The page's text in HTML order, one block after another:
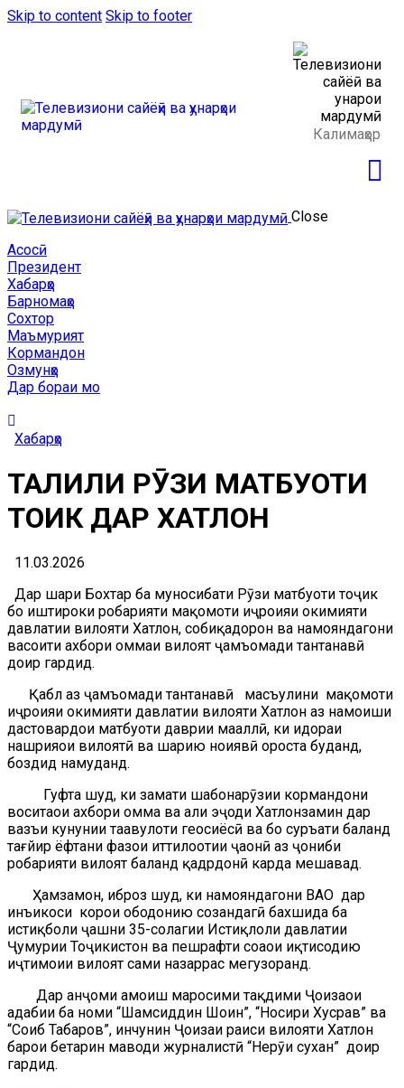
Skip to content Skip to footer
Close
Асосӣ
Президент
Хабарҳо
Барномаҳо
Сохтор
Маъмурият
Кормандон
Озмунҳо
Дар бораи мо
Хабарҳо
ТАҶЛИЛИ РӮЗИ МАТБУОТИ
ТОҶИК ДАР ХАТЛОН
11.03.2026
Дар шаҳри Бохтар ба муносибати Рӯзи матбуоти тоҷик
бо иштироки роҳбарияти мақомоти иҷроияи ҳокимияти
давлатии вилояти Хатлон, собиқадорон ва намояндагони
васоити ахбори оммаи вилоят ҷамъомади тантанавӣ
доир гардид.
Қабл аз ҷамъомади тантанавӣ масъулини мақомоти
иҷроияи ҳокимияти давлатии вилояти Хатлон аз намоиши
дастовардҳои матбуоти даврии маҳаллӣ, ки идораи
нашрияҳои вилоятӣ ва шаҳрию ноҳиявӣ ороста буданд,
боздид намуданд.
Гуфта шуд, ки заҳмати шабонарӯзии кормандони
воситаҳои ахбори омма ва аҳли эҷоди Хатлонзамин дар
вазъи кунунии таҳавулоти геосиёсӣ ва бо суръати баланд
тағйир ёфтани фазои иттилоотии ҷаҳонӣ аз ҷониби
роҳбарияти вилоят баланд қадрдонӣ карда мешавад.
Ҳамзамон, иброз шуд, ки намояндагони ВАО дар
инъикоси корҳои ободонию созандагӣ бахшида ба
истиқболи ҷашни 35-солагии Истиқлоли давлатии
Ҷумҳурии Тоҷикистон ва пешрафти соҳаҳои иқтисодию
иҷтимоии вилоят саҳми назаррас мегузоранд.
Дар анҷоми ҳамоиш маросими тақдими Ҷоизаҳои
адабии ба номи “Шамсиддин Шоҳин”, “Носири Хусрав” ва
“Соҳиб Табаров”, инчунин Ҷоизаи раиси вилояти Хатлон
барои беҳтарин маводи журналистӣ “Нерӯи сухан” доир
гардид.